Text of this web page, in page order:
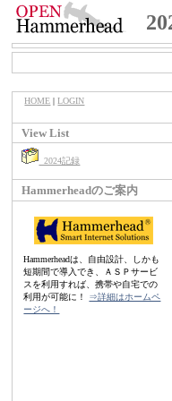
HOME |LOGIN
View List
2024記録
Hammerheadのご案内
Hammerheadは、自由設計、しかも
短期間で導入でき、ＡＳＰサービ
スを利用すれば、携帯や自宅での
利用が可能に！ ⇒詳細はホームペ
ージへ！